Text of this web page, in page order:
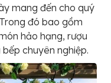
mang đến cho quý
đó bao gồm
hảo hạng, rượu
chuyên nghiệp.